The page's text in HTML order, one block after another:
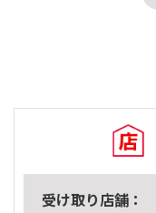
受け取り店舗：